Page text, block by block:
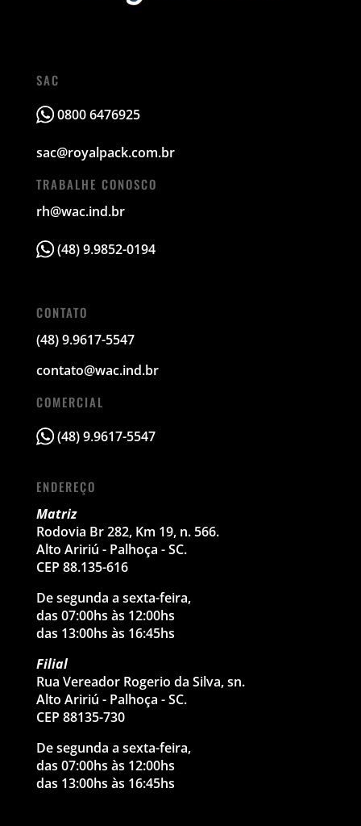
SAC
0800 6476925
sac@royalpack.com.br
TRABALHE CONOSCO
rh@wac.ind.br
(48) 9.9852-0194
CONTATO
(48) 9.9617-5547
contato@wac.ind.br
COMERCIAL
(48) 9.9617-5547
ENDEREÇO
Matriz
Rodovia Br 282, Km 19, n. 566.
Alto Aririú - Palhoça - SC.
CEP 88.135-616
De segunda a sexta-feira,
das 07:00hs às 12:00hs
das 13:00hs às 16:45hs
Filial
Rua Vereador Rogerio da Silva, sn.
Alto Aririú - Palhoça - SC.
CEP 88135-730
De segunda a sexta-feira,
das 07:00hs às 12:00hs
das 13:00hs às 16:45hs